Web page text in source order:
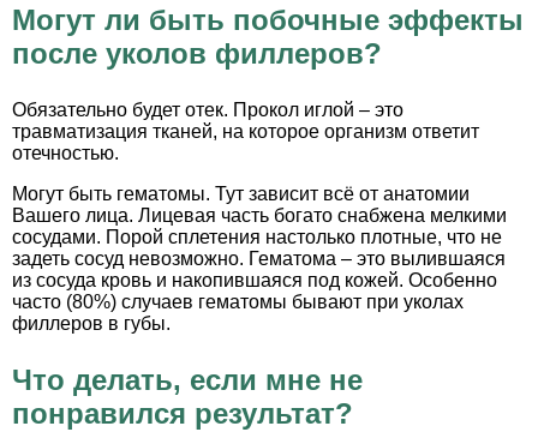
Могут ли быть побочные эффекты
после уколов филлеров?
Обязательно будет отек. Прокол иглой – это
травматизация тканей, на которое организм ответит
отечностью.
Могут быть гематомы. Тут зависит всё от анатомии
Вашего лица. Лицевая часть богато снабжена мелкими
сосудами. Порой сплетения настолько плотные, что не
задеть сосуд невозможно. Гематома – это вылившаяся
из сосуда кровь и накопившаяся под кожей. Особенно
часто (80%) случаев гематомы бывают при уколах
филлеров в губы.
Что делать, если мне не
понравился результат?